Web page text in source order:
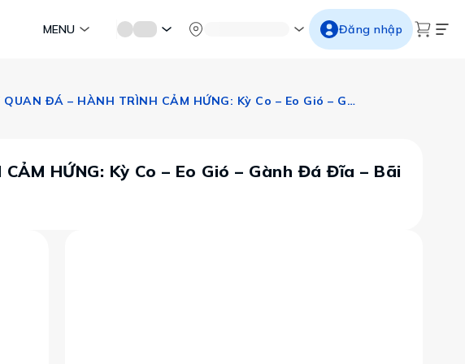
MENU Đăng nhập
QUY NHƠN – TUY HÒA | BIỂN XANH – KỲ QUAN ĐÁ – HÀNH TRÌNH CẢM HỨNG: Kỳ Co – Eo Gió – Gành Đá Đĩa – Bãi Môn
CẢM HỨNG: Kỳ Co – Eo Gió – Gành Đá Đĩa – Bãi
Từ cố đô đến thành thăng longNgắm hoa